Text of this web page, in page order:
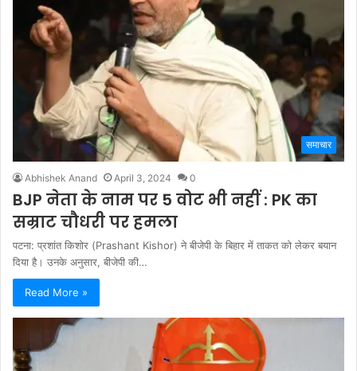
समाचार
Abhishek Anand April 3, 2024 0
BJP नेता के नाम पर 5 वोट भी नहीं : PK का
सम्राट चौधरी पर हमला
पटना: प्रशांत किशोर (Prashant Kishor) ने बीजेपी के बिहार में ताकत को लेकर बयान
दिया है। उनके अनुसार, बीजेपी की…
Read More »